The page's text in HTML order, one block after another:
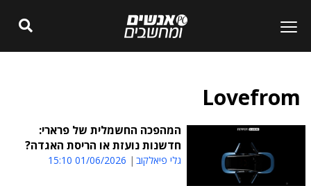
Lovefrom
המהפכה החשמלית של פרארי:
חדשנות נועזת או הריסת האגדה?
גלי פיאלקוב 01/06/2026 15:10